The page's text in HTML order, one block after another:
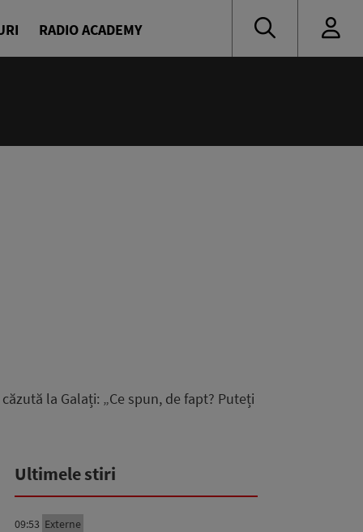
RADIO ACADEMY
la Galați: „Ce spun, de fapt? Puteți
Ultimele stiri
09:53 Externe